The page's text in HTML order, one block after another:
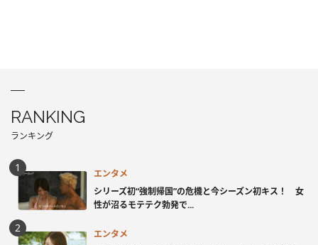
RANKING
ランキング
エンタメ
シリーズ初“強制帰国”の危機と今シーズン初キス！ 女
性が沼るモテテク勃発で...
エンタメ